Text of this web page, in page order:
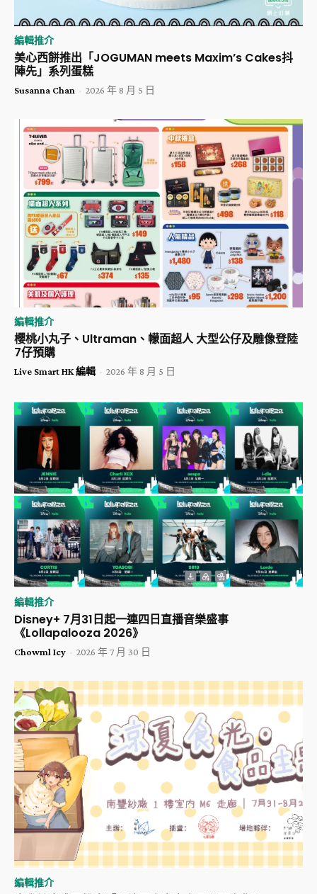
編輯推介
美心西餅推出「JOGUMAN meets Maxim’s Cakes抖
陣先」系列蛋糕
Susanna Chan - 2026 年 8 月 5 日
編輯推介
櫻桃小丸子、Ultraman、幪面超人 大型公仔及雕像登陸
7仔預購
Live Smart HK 編輯 - 2026 年 8 月 5 日
編輯推介
Disney+ 7月31日起一連四日直播音樂盛事
《Lollapalooza 2026》
Chowml Icy - 2026 年 7 月 30 日
編輯推介